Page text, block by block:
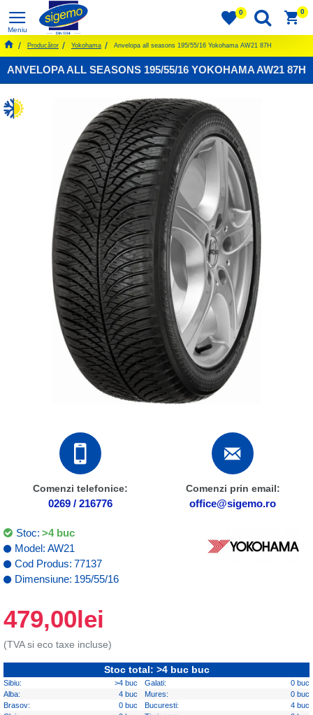
0 0
Producător Yokohama Anvelopa all seasons 195/55/16 Yokohama AW21 87H
ANVELOPA ALL SEASONS 195/55/16 YOKOHAMA AW21 87H
Comenzi telefonice:
0269 / 216776
Comenzi prin email:
office@sigemo.ro
479,00lei
(TVA si eco taxe incluse)
Stoc: >4 buc
Model: AW21
Cod Produs: 77137
Dimensiune: 195/55/16
Stoc total: >4 buc buc
Sibiu: >4 buc Galati:
0 buc
Alba:
4 buc Mures:
0 buc
Brasov:
0 buc Bucuresti:
4 buc